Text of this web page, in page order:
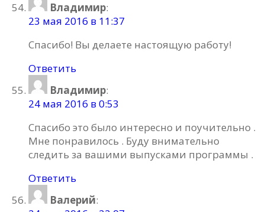
Владимир:
23 мая 2016 в 11:37
Спасибо! Вы делаете настоящую работу!
Ответить
Владимир:
24 мая 2016 в 0:53
Спасибо это было интересно и поучительно .
Мне понравилось . Буду внимательно
следить за вашими выпусками программы .
Ответить
Валерий: